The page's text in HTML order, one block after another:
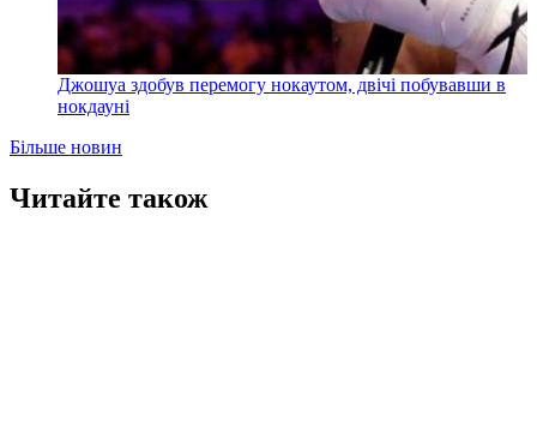
Джошуа здобув перемогу нокаутом, двічі побувавши в
нокдауні
Більше новин
Читайте також